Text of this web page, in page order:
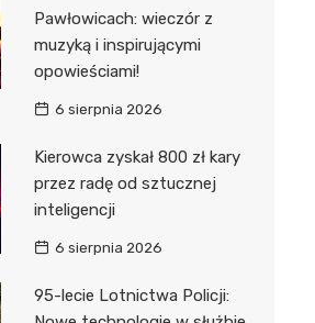
Pawłowicach: wieczór z
muzyką i inspirującymi
opowieściami!
6 sierpnia 2026
Kierowca zyskał 800 zł kary
przez radę od sztucznej
inteligencji
6 sierpnia 2026
95-lecie Lotnictwa Policji: